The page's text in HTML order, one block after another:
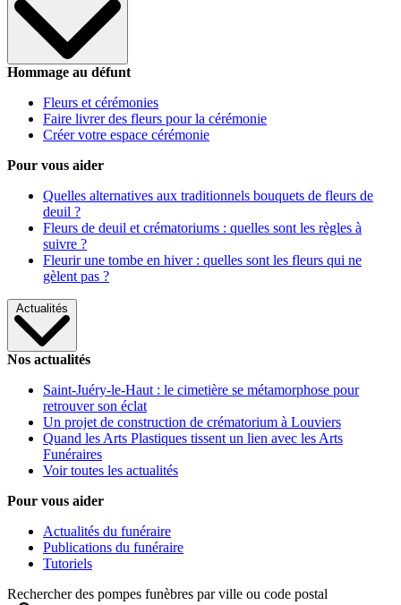
Hommage au défunt
Fleurs et cérémonies
Faire livrer des fleurs pour la cérémonie
Créer votre espace cérémonie
Pour vous aider
Quelles alternatives aux traditionnels bouquets de fleurs de
deuil ?
Fleurs de deuil et crématoriums : quelles sont les règles à
suivre ?
Fleurir une tombe en hiver : quelles sont les fleurs qui ne
gèlent pas ?
Actualités
Nos actualités
Saint-Juéry-le-Haut : le cimetière se métamorphose pour
retrouver son éclat
Un projet de construction de crématorium à Louviers
Quand les Arts Plastiques tissent un lien avec les Arts
Funéraires
Voir toutes les actualités
Pour vous aider
Actualités du funéraire
Publications du funéraire
Tutoriels
Rechercher des pompes funèbres par ville ou code postal